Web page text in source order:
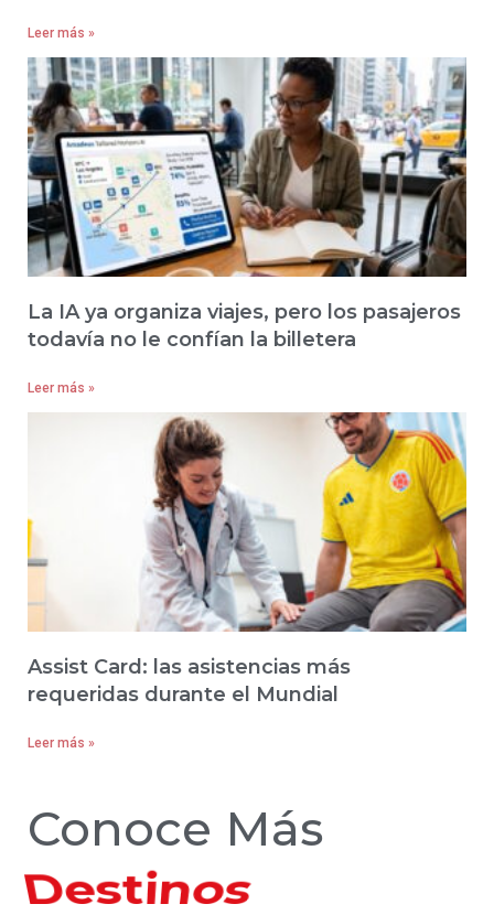
Leer más »
La IA ya organiza viajes, pero los pasajeros
todavía no le confían la billetera
Leer más »
Assist Card: las asistencias más
requeridas durante el Mundial
Leer más »
Conoce Más
Hoteles